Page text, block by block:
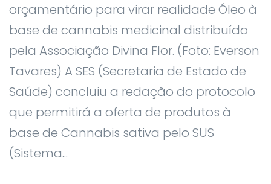
orçamentário para virar realidade Óleo à
base de cannabis medicinal distribuído
pela Associação Divina Flor. (Foto: Everson
Tavares) A SES (Secretaria de Estado de
Saúde) concluiu a redação do protocolo
que permitirá a oferta de produtos à
base de Cannabis sativa pelo SUS
(Sistema...